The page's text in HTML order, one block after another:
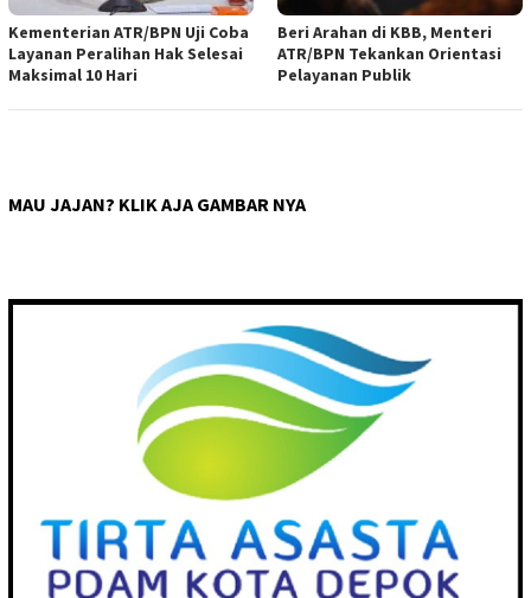
Kementerian ATR/BPN Uji Coba
Layanan Peralihan Hak Selesai
Maksimal 10 Hari
Beri Arahan di KBB, Menteri
ATR/BPN Tekankan Orientasi
Pelayanan Publik
MAU JAJAN? KLIK AJA GAMBAR NYA